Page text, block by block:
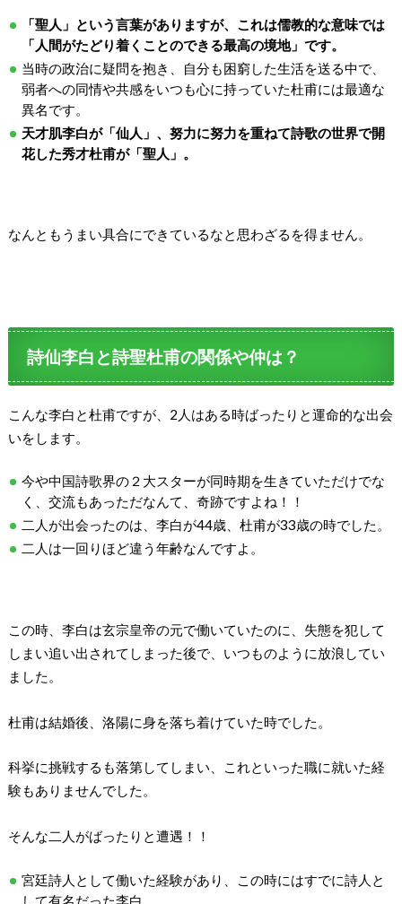
「聖人」という言葉がありますが、これは儒教的な意味では
「人間がたどり着くことのできる最高の境地」です。
当時の政治に疑問を抱き、自分も困窮した生活を送る中で、
弱者への同情や共感をいつも心に持っていた杜甫には最適な
異名です。
天才肌李白が「仙人」、努力に努力を重ねて詩歌の世界で開
花した秀才杜甫が「聖人」。
なんともうまい具合にできているなと思わざるを得ません。
詩仙李白と詩聖杜甫の関係や仲は？
こんな李白と杜甫ですが、2人はある時ばったりと運命的な出会
いをします。
今や中国詩歌界の２大スターが同時期を生きていただけでな
く、交流もあっただなんて、奇跡ですよね！！
二人が出会ったのは、李白が44歳、杜甫が33歳の時でした。
二人は一回りほど違う年齢なんですよ。
この時、李白は玄宗皇帝の元で働いていたのに、失態を犯して
しまい追い出されてしまった後で、いつものように放浪してい
ました。
杜甫は結婚後、洛陽に身を落ち着けていた時でした。
科挙に挑戦するも落第してしまい、これといった職に就いた経
験もありませんでした。
そんな二人がばったりと遭遇！！
宮廷詩人として働いた経験があり、この時にはすでに詩人と
して有名だった李白